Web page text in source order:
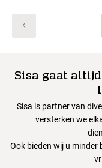
Sisa gaat
Sisa is partner van
versterken we
Ook bieden wij u minder